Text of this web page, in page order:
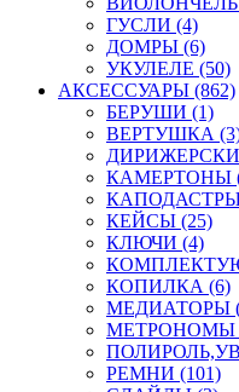
ГУСЛИ (4)
ДОМРЫ (6)
УКУЛЕЛЕ (50)
АКСЕССУАРЫ (862)
БЕРУШИ (1)
ВЕРТУШКА
КАМЕРТОНЫ
КАПОДАСТРЫ
КЕЙСЫ (25)
КЛЮЧИ (4)
КОПИЛКА (6)
МЕДИАТОРЫ
МЕТРОНОМЫ
РЕМНИ (101)